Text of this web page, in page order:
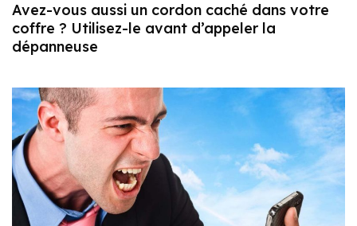
Avez-vous aussi un cordon caché dans votre
coffre ? Utilisez-le avant d’appeler la
dépanneuse